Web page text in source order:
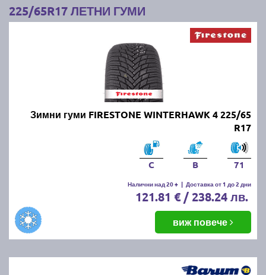
225/65R17 ЛЕТНИ ГУМИ
Зимни гуми FIRESTONE WINTERHAWK 4 225/65
R17
C B 71
Налични над 20 + | Доставка от 1 до 2 дни
121.81 € / 238.24 лв.
виж повече